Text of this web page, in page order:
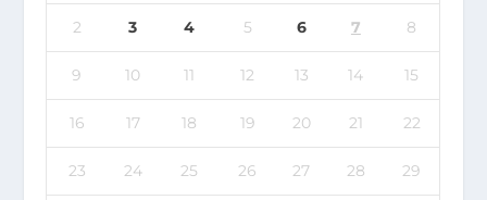
2 3 4 5 6 7 8
9 10 11 12 13 14 15
16 17 18 19 20 21 22
23 24 25 26 27 28 29